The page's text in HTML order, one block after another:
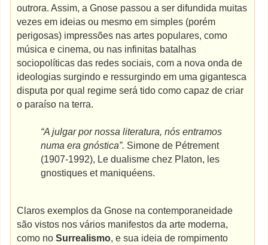
outrora. Assim, a Gnose passou a ser difundida muitas
vezes em ideias ou mesmo em simples (porém
perigosas) impressões nas artes populares, como
música e cinema, ou nas infinitas batalhas
sociopolíticas das redes sociais, com a nova onda de
ideologias surgindo e ressurgindo em uma gigantesca
disputa por qual regime será tido como capaz de criar
o paraíso na terra.
“A julgar por nossa literatura, nós entramos
numa era gnóstica”. Simone de Pétrement
(1907-1992), Le dualisme chez Platon, les
gnostiques et maniquéens.
Claros exemplos da Gnose na contemporaneidade
são vistos nos vários manifestos da arte moderna,
como noSurrealismo, e sua ideia de rompimento